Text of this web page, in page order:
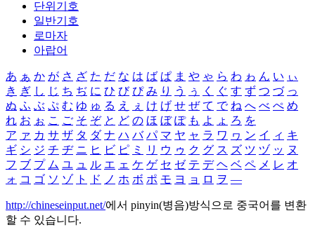
단위기호
일반기호
로마자
아랍어
あ ぁ か が さ ざ た だ な は ば ぱ ま や ゃ ら わ ゎ ん い ぃ
き ぎ し じ ち ぢ に ひ び ぴ み り う ぅ く ぐ す ず つ づ っ
ぬ ふ ぶ ぷ む ゆ ゅ る え ぇ け げ せ ぜ て で ね へ べ ぺ め
れ お ぉ こ ご そ ぞ と ど の ほ ぼ ぽ も よ ょ ろ を
ア ァ カ サ ザ タ ダ ナ ハ バ パ マ ヤ ャ ラ ワ ヮ ン イ ィ キ
ギ シ ジ チ ヂ ニ ヒ ビ ピ ミ リ ウ ゥ ク グ ス ズ ツ ヅ ッ ヌ
フ ブ プ ム ユ ュ ル エ ェ ケ ゲ セ ゼ テ デ ヘ ベ ペ メ レ オ
ォ コ ゴ ソ ゾ ト ド ノ ホ ボ ポ モ ヨ ョ ロ ヲ ―
http://chineseinput.net/에서 pinyin(병음)방식으로 중국어를 변환
할 수 있습니다.